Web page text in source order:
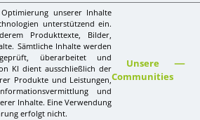
unserer Inhalte
unterstützend ein.
Produkttexte, Bilder,
Sämtliche Inhalte werden
überarbeitet und
KI dient ausschließlich der
Produkte und Leistungen,
und
Inhalte. Eine Verwendung
erfolgt nicht.
Unsere
Communities